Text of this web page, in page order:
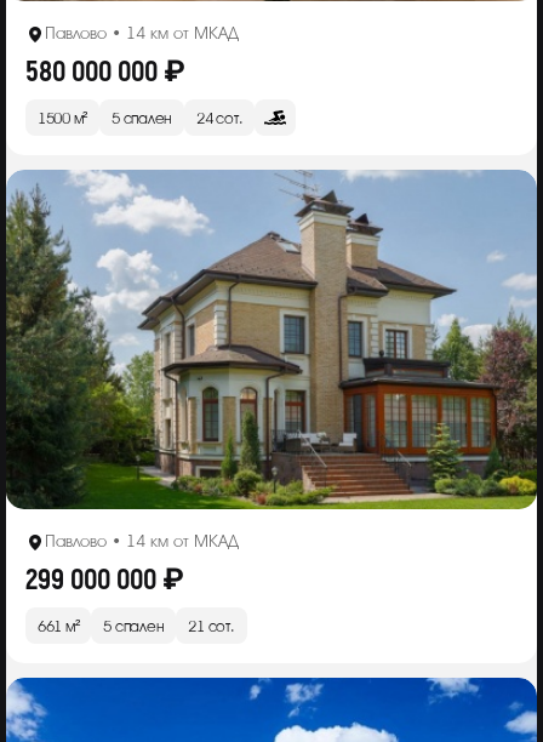
Павлово • 14 км от МКАД
580 000 000 ₽
1500 м² 5 спален 24 сот.
Павлово • 14 км от МКАД
299 000 000 ₽
661 м² 5 спален 21 сот.